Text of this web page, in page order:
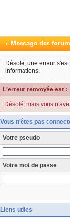
Message des
Désolé, une erreur
informations.
L'erreur renvoyée est :
Désolé, mais vous
Vous n'êtes pas
Votre pseudo
Votre mot de passe
Liens utiles